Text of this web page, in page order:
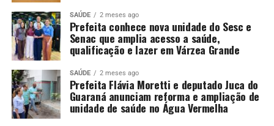
SAÚDE 2 meses ago
Prefeita conhece nova unidade do Sesc e
Senac que amplia acesso a saúde,
qualificação e lazer em Várzea Grande
SAÚDE 2 meses ago
Prefeita Flávia Moretti e deputado Juca do
Guaraná anunciam reforma e ampliação de
unidade de saúde no Água Vermelha